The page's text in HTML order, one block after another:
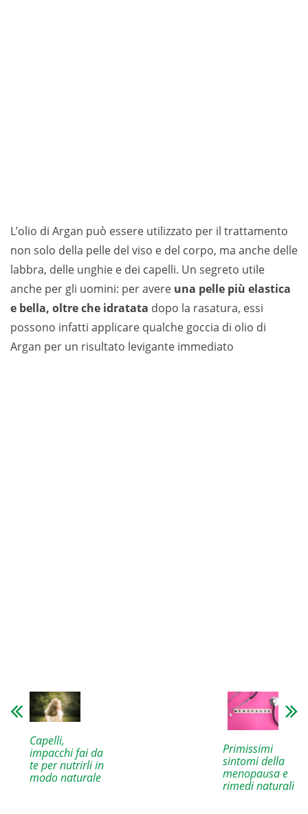
L’olio di Argan può essere utilizzato per il trattamento
non solo della pelle del viso e del corpo, ma anche delle
labbra, delle unghie e dei capelli. Un segreto utile
anche per gli uomini: per avere una pelle più elastica
e bella, oltre che idratata dopo la rasatura, essi
possono infatti applicare qualche goccia di olio di
Argan per un risultato levigante immediato
Capelli,
impacchi fai da
te per nutrirli in
modo naturale
Primissimi
sintomi della
menopausa e
rimedi naturali